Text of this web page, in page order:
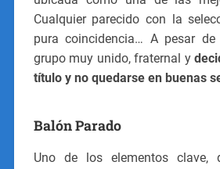
Cualquier parecido con la
pura coincidencia… A pesar
grupo muy unido, fraternal y
título y no quedarse en buenas
Balón Parado
Uno de los elementos clave,